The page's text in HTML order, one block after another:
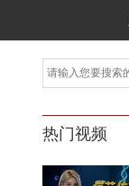
热门视频